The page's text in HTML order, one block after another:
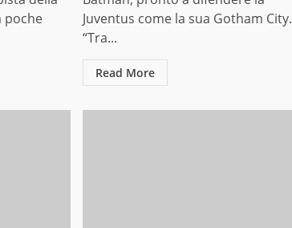
poche
Juventus come la sua Gotham City.
“Tra...
Read More